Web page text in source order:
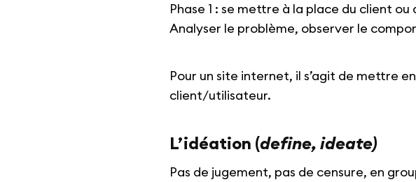
Phase 1 : se mettre à la place du client
Analyser le problème, observer le
Pour un site internet, il s’agit de mettre
client/utilisateur.
L’idéation (define, ideate)
Pas de jugement, pas de censure, en